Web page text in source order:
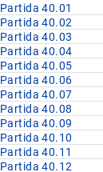
Partida 40.01
Partida 40.02
Partida 40.03
Partida 40.04
Partida 40.05
Partida 40.06
Partida 40.07
Partida 40.08
Partida 40.09
Partida 40.10
Partida 40.11
Partida 40.12